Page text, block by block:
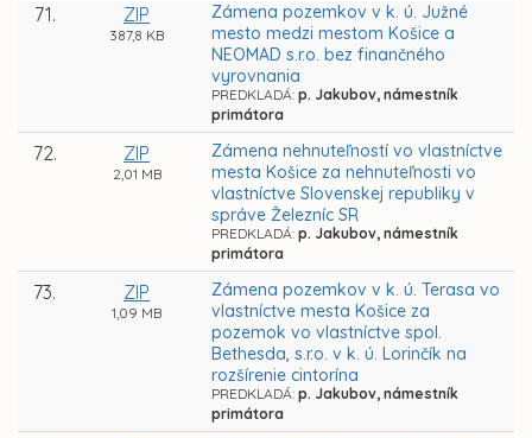
71. ZIP
387,8 KB
Zámena pozemkov v k. ú. Južné
mesto medzi mestom Košice a
NEOMAD s.r.o. bez finančného
vyrovnania
PREDKLADÁ: p. Jakubov, námestník
primátora
72. ZIP
2,01 MB
Zámena nehnuteľností vo vlastníctve
mesta Košice za nehnuteľnosti vo
vlastníctve Slovenskej republiky v
správe Železníc SR
PREDKLADÁ: p. Jakubov, námestník
primátora
73. ZIP
1,09 MB
Zámena pozemkov v k. ú. Terasa vo
vlastníctve mesta Košice za
pozemok vo vlastníctve spol.
Bethesda, s.r.o. v k. ú. Lorinčík na
rozšírenie cintorína
PREDKLADÁ: p. Jakubov, námestník
primátora